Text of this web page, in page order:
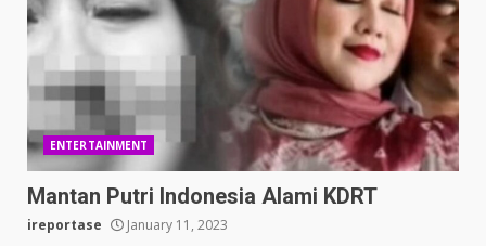
ENTERTAINMENT
Mantan Putri Indonesia Alami KDRT
ireportase January 11, 2023